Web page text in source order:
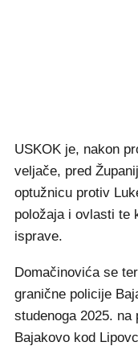
USKOK je, nakon
veljače, pred
optužnicu protiv
položaja i ovlasti te
isprave.
Domačinovića se
granične policije
studenoga 2025.
Bajakovo kod